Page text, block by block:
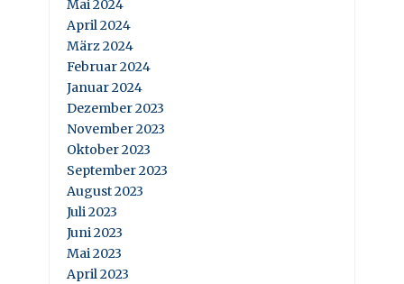
Mai 2024
April 2024
März 2024
Februar 2024
Januar 2024
Dezember 2023
November 2023
Oktober 2023
September 2023
August 2023
Juli 2023
Juni 2023
Mai 2023
April 2023